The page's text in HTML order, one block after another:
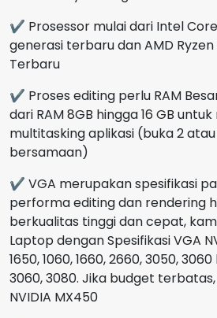
✔ Prosessor mulai dari Intel Core
generasi terbaru dan AMD
Terbaru
✔ Proses editing perlu RAM
dari RAM 8GB hingga 16 GB
multitasking aplikasi (buka 2
bersamaan)
✔ VGA merupakan spesifikasi
performa editing dan rendering
berkualitas tinggi dan cepat,
Laptop dengan Spesifikasi VGA
1650, 1060, 1660, 2660, 3050,
3060, 3080. Jika budget
NVIDIA MX450